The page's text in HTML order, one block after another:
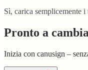
Sì, carica semplicemente
Pronto a
Inizia con canusign –